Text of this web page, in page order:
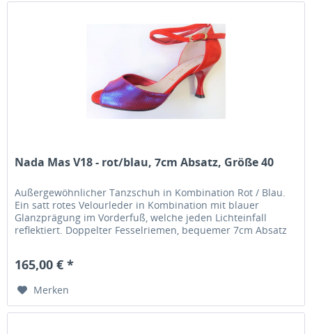
Nada Mas V18 - rot/blau, 7cm Absatz, Größe 40
Außergewöhnlicher Tanzschuh in Kombination Rot / Blau.
Ein satt rotes Velourleder in Kombination mit blauer
Glanzprägung im Vorderfuß, welche jeden Lichteinfall
reflektiert. Doppelter Fesselriemen, bequemer 7cm Absatz
165,00 € *
Merken